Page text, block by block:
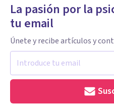
La pasión por la
tu email
Únete y recibe artículos y